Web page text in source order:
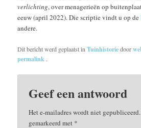
verlichting, over menagerieën op
eeuw (april 2022). Die scriptie vindt u op de
andere.
Dit bericht werd geplaatst inTuinhistoriedoor
permalink .
Geef een antwoord
Het e-mailadres wordt niet gepubliceerd.
gemarkeerd met *